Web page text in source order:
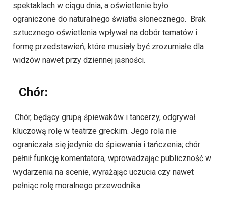
spektaklach w ciągu dnia, a oświetlenie było
ograniczone do naturalnego światła słonecznego. Brak
sztucznego oświetlenia wpływał na dobór tematów i
formę przedstawień, które musiały być zrozumiałe dla
widzów nawet przy dziennej jasności.
Chór:
Chór, będący grupą śpiewaków i tancerzy, odgrywał
kluczową rolę w teatrze greckim. Jego rola nie
ograniczała się jedynie do śpiewania i tańczenia; chór
pełnił funkcję komentatora, wprowadzając publiczność w
wydarzenia na scenie, wyrażając uczucia czy nawet
pełniąc rolę moralnego przewodnika.